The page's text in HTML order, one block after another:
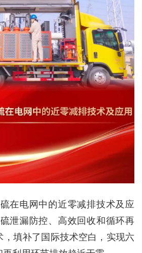
在电网中的近零减排技术及应
泄漏防控、高效回收和循环再
，填补了国际技术空白，实现六